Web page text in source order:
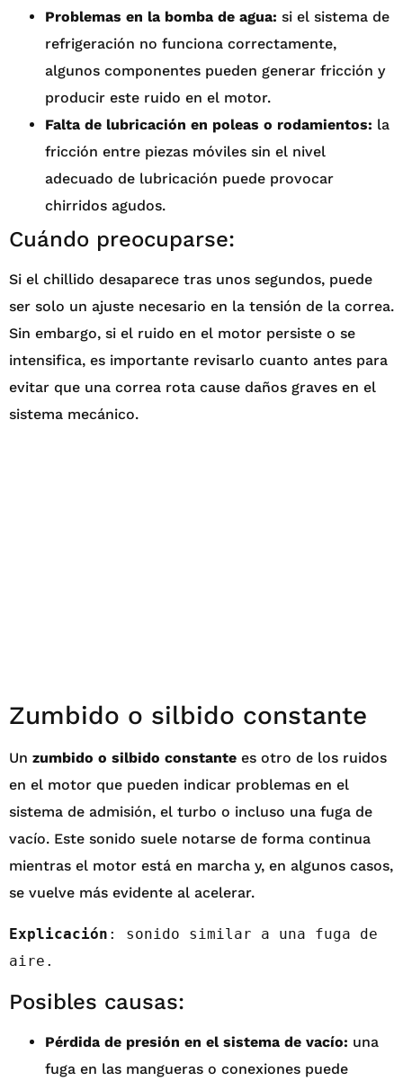
Problemas en la bomba de agua: si el sistema de
refrigeración no funciona correctamente,
algunos componentes pueden generar fricción y
producir este ruido en el motor.
Falta de lubricación en poleas o rodamientos: la
fricción entre piezas móviles sin el nivel
adecuado de lubricación puede provocar
chirridos agudos.
Cuándo preocuparse:
Si el chillido desaparece tras unos segundos, puede
ser solo un ajuste necesario en la tensión de la correa.
Sin embargo, si el ruido en el motor persiste o se
intensifica, es importante revisarlo cuanto antes para
evitar que una correa rota cause daños graves en el
sistema mecánico.
Zumbido o silbido constante
Un zumbido o silbido constante es otro de los ruidos
en el motor que pueden indicar problemas en el
sistema de admisión, el turbo o incluso una fuga de
vacío. Este sonido suele notarse de forma continua
mientras el motor está en marcha y, en algunos casos,
se vuelve más evidente al acelerar.
Explicación : sonido similar a una fuga de
aire.
Posibles causas:
Pérdida de presión en el sistema de vacío: una
fuga en las mangueras o conexiones puede